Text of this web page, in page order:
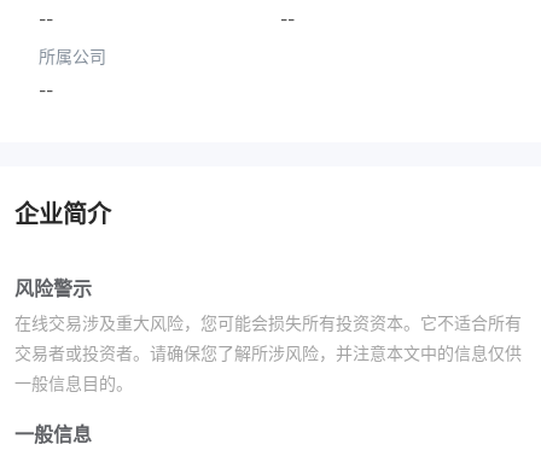
--
--
所属公司
--
企业简介
风险警示
在线交易涉及重大风险，您可能会损失所有投资资本。它不适合所有
交易者或投资者。请确保您了解所涉风险，并注意本文中的信息仅供
一般信息目的。
一般信息